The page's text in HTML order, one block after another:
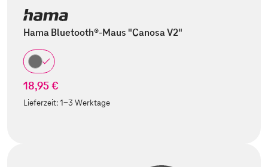
Hama Bluetooth®-Maus "Canosa V2"
18,95 €
Lieferzeit:1-3 Werktage